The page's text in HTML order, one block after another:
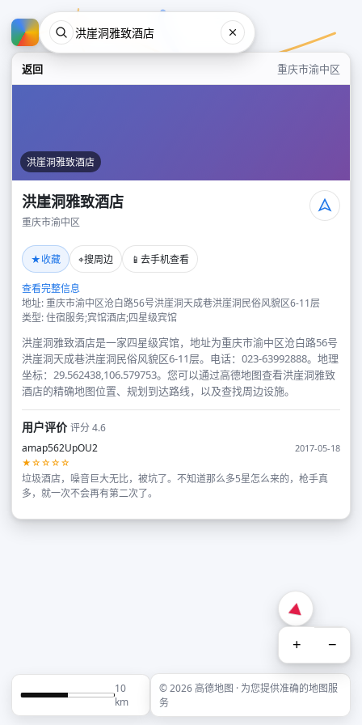
返回 重庆市渝中区
洪崖洞雅致酒店
洪崖洞雅致酒店
重庆市渝中区
★收藏 ⌖搜周边 📱 去手机查看
查看完整信息
地址: 重庆市渝中区沧白路56号洪崖洞天成巷洪崖洞民俗风貌区6-11层
类型: 住宿服务;宾馆酒店;四星级宾馆
洪崖洞雅致酒店是一家四星级宾馆，地址为重庆市渝中区沧白路56号
洪崖洞天成巷洪崖洞民俗风貌区6-11层。电话：023-63992888。地理
坐标：29.562438,106.579753。您可以通过高德地图查看洪崖洞雅致
酒店的精确地图位置、规划到达路线，以及查找周边设施。
用户评价评分 4.6
amap562UpOU2
2017-05-18
★☆☆☆☆
垃圾酒店，噪音巨大无比，被坑了。不知道那么多5星怎么来的，枪手真
多，就一次不会再有第二次了。
+ −
10
km
© 2026 高德地图 · 为您提供准确的地图服
务